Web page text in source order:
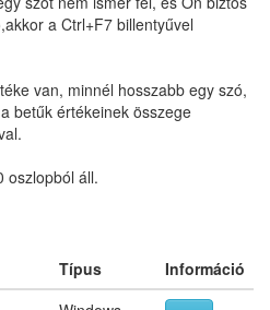
a Ctrl+F7 billentyűvel
van, minnél hosszabb egy szó,
betűk értékeinek összege
oszlopból áll.
Típus
Információ